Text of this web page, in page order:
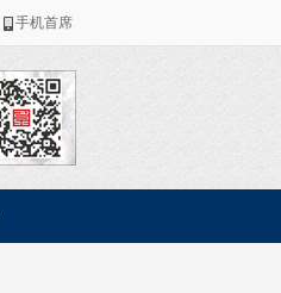
手机首席